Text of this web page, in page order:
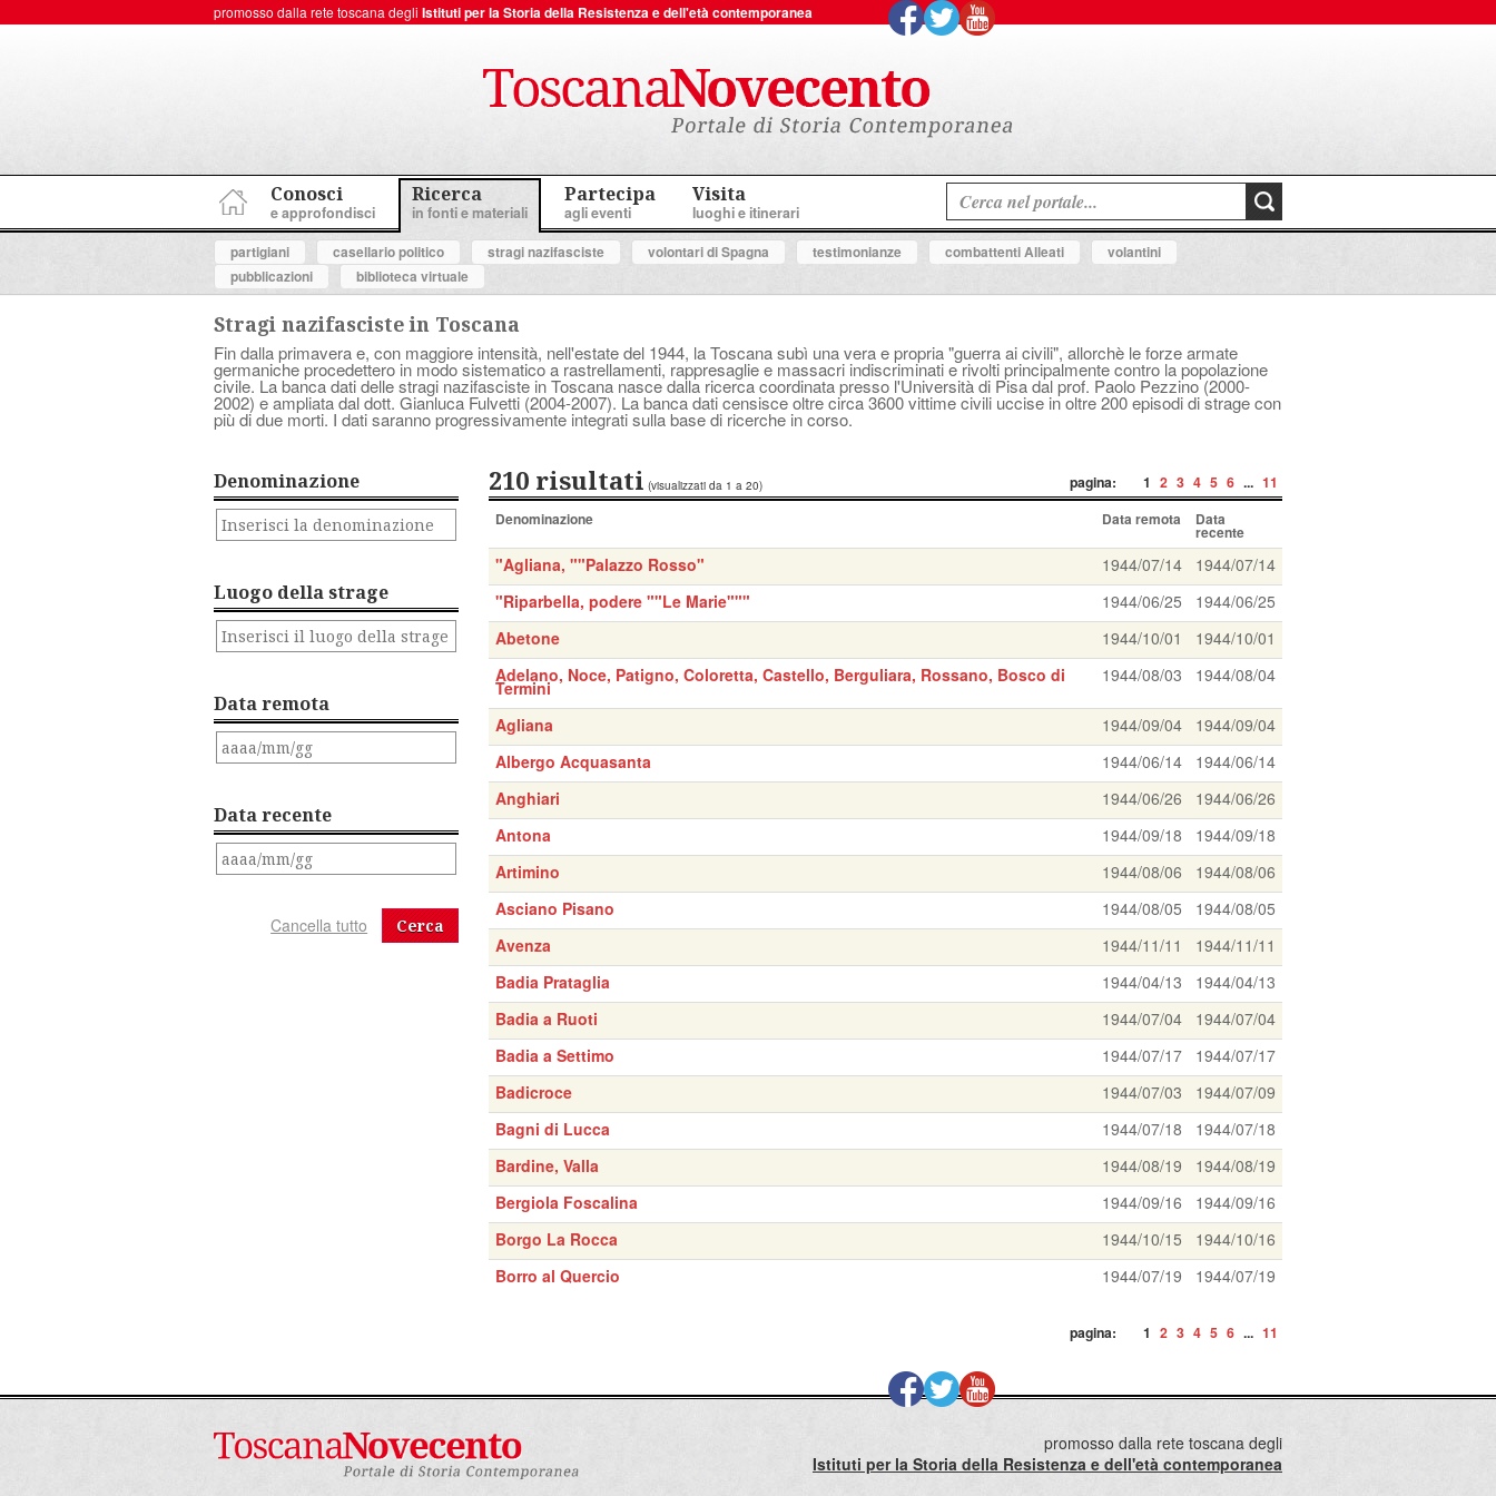
promosso dalla rete toscana degli Istituti per la Storia della Resistenza e dell'età contemporanea
Conosci
e approfondisci
Ricerca
in fonti e materiali
Partecipa
agli eventi
Visita
luoghi e itinerari
partigiani
casellario politico stragi nazifasciste volontari di Spagna testimonianze combattenti Alleati
volantini
pubblicazioni
biblioteca virtuale
Stragi nazifasciste in Toscana
Fin dalla primavera e, con maggiore intensità, nell'estate del 1944, la Toscana subì una vera e propria "guerra ai civili", allorchè le forze armate
germaniche procedettero in modo sistematico a rastrellamenti, rappresaglie e massacri indiscriminati e rivolti principalmente contro la popolazione
civile. La banca dati delle stragi nazifasciste in Toscana nasce dalla ricerca coordinata presso l'Università di Pisa dal prof. Paolo Pezzino (2000-
2002) e ampliata dal dott. Gianluca Fulvetti (2004-2007). La banca dati censisce oltre circa 3600 vittime civili uccise in oltre 200 episodi di strage con
più di due morti. I dati saranno progressivamente integrati sulla base di ricerche in corso.
Denominazione
Luogo della strage
Data remota
Data recente
Cerca
pagina: 1 2 3 4 5 6 ... 11
210 risultati (visualizzati da 1 a 20)
Denominazione Data remota Data
recente
"Agliana, ""Palazzo Rosso" 1944/07/14
1944/07/14
"Riparbella, podere ""Le Marie"""
1944/06/25
1944/06/25
Abetone
1944/10/01
1944/10/01
Adelano, Noce, Patigno, Coloretta, Castello, Berguliara, Rossano, Bosco di
Termini
1944/08/03 1944/08/04
Agliana 1944/09/04
1944/09/04
Albergo Acquasanta
1944/06/14
1944/06/14
Anghiari
1944/06/26
1944/06/26
Antona
1944/09/18
1944/09/18
Artimino
1944/08/06
1944/08/06
Asciano Pisano
1944/08/05
1944/08/05
Avenza
1944/11/11
1944/11/11
Badia Prataglia
1944/04/13
1944/04/13
Badia a Ruoti
1944/07/04
1944/07/04
Badia a Settimo
1944/07/17
1944/07/17
Badicroce
1944/07/03
1944/07/09
Bagni di Lucca
1944/07/18
1944/07/18
Bardine, Valla
1944/08/19
1944/08/19
Bergiola Foscalina
1944/09/16
1944/09/16
Borgo La Rocca
1944/10/15
1944/10/16
Borro al Quercio
1944/07/19 1944/07/19
pagina: 1 2 3 4 5 6 ... 11
promosso dalla rete toscana degli
Istituti per la Storia della Resistenza e dell'età contemporanea